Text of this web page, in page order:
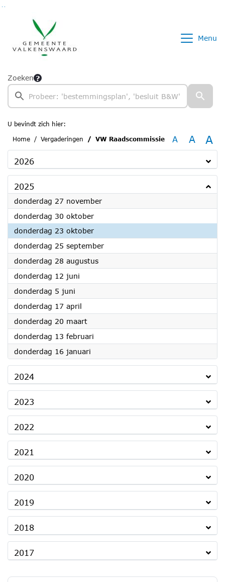
Menu
Zoeken
U bevindt zich hier:
Home
Vergaderingen VW Raadscommissie A A A
2026
2025
donderdag 27 november2025
donderdag 30 oktober2025
donderdag 23 oktober2025
donderdag 25 september2025
donderdag 28 augustus2025
donderdag 12 juni
donderdag 5 juni
donderdag 17 april
donderdag 20 maart2025
donderdag 13 februari
donderdag 16 januari
2024
2023
2022
2021
2020
2019
2018
2017